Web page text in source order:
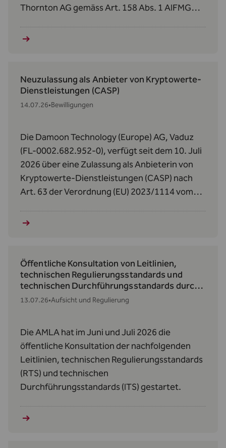
Thornton AG gemäss Art. 158 Abs. 1 AIFMG
Real Estate Efficiency Fund II.
Neuzulassung als Anbieter von Kryptowerte-
Dienstleistungen (CASP)
14.07.26•Bewilligungen
Die Damoon Technology (Europe) AG, Vaduz
(FL-0002.682.952-0), verfügt seit dem 10. Juli
2026 über eine Zulassung als Anbieterin von
Kryptowerte‑Dienstleistungen (CASP) nach
Art. 63 der Verordnung (EU) 2023/1114 vom
(MiCAR).
Öffentliche Konsultation von Leitlinien,
technischen Regulierungsstandards und
technischen Durchführungsstandards durch
die AMLA
13.07.26•Aufsicht und Regulierung
Die AMLA hat im Juni und Juli 2026 die
öffentliche Konsultation der nachfolgenden
Leitlinien, technischen Regulierungsstandards
(RTS) und technischen
Durchführungsstandards (ITS) gestartet.